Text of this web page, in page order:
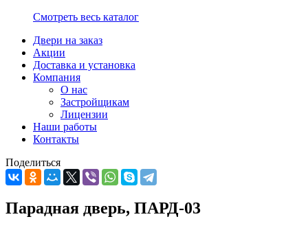
Смотреть весь каталог
Двери на заказ
Акции
Доставка и установка
Компания
О нас
Застройщикам
Лицензии
Наши работы
Контакты
Поделиться
Парадная дверь, ПАРД-03